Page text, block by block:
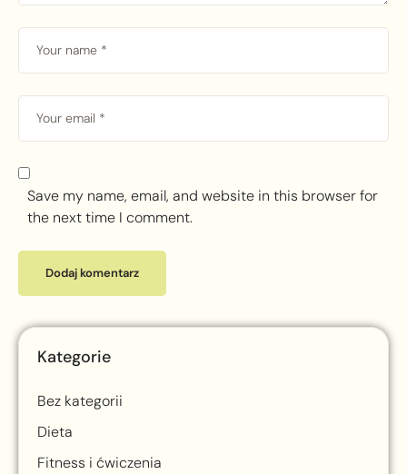
Save my name, email, and website in this browser for
the next time I comment.
Kategorie
Bez kategorii
Dieta
Fitness i ćwiczenia